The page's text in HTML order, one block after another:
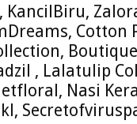
KancilBiru,
ams, Cotton
, Lalatulip
floral, Nasi